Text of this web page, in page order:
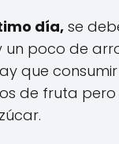
día, se
un poco de
que
de fruta